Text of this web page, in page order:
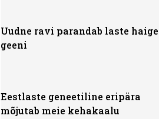
Uudne ravi parandab laste haige
geeni
Eestlaste geneetiline eripära
mõjutab meie kehakaalu